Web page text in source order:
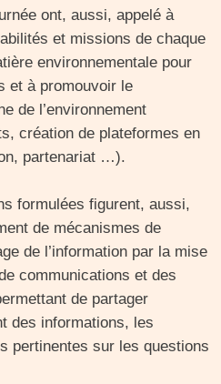
ont, aussi, appelé à
et missions de chaque
environnementale pour
et à promouvoir le
de l’environnement
création de plateformes en
partenariat …).
formulées figurent, aussi,
de mécanismes de
de l’information par la mise
communications et des
de partager
des informations, les
pertinentes sur les questions